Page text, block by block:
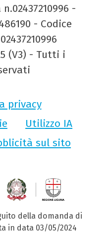
-
- Codice
(V3) - Tutti i
privacy
Utilizzo IA
sul sito
della domanda di
in data 03/05/2024